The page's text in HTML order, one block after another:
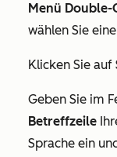
Menü Double-
wählen Sie eine
Klicken Sie auf
Geben Sie im
Betreffzeile
Sprache ein